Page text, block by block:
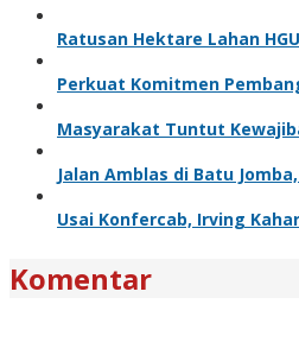
Ratusan Hektare Lahan
Perkuat Komitmen
Masyarakat Tuntut
Jalan Amblas di Batu
Usai Konfercab, Irving
Komentar